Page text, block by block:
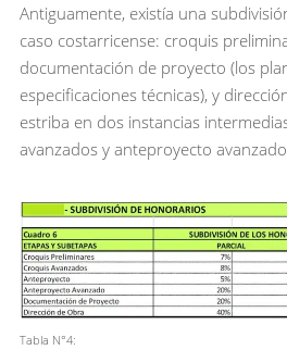
Antiguamente, existía una
caso costarricense: croquis
documentación de proyecto (los
especificaciones técnicas), y
estriba en dos instancias
avanzados y anteproyecto
Tabla N°4: